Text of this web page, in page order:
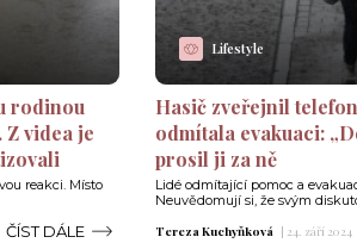
rodinou
Z videa je
reakci. Místo
ČÍST DÁLE
Lifestyle
Hasič zveřejnil
odmítala evakuaci:
prosil ji za ně
Lidé odmítající pomoc a
Neuvědomují si, že svým
Tereza Kuchyňková | 24. září 2024